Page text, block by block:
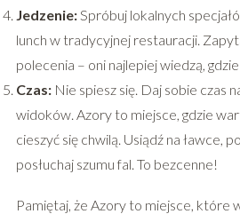
Jedzenie:Spróbuj lokalnych
lunch w tradycyjnej restauracji.
polecenia – oni najlepiej wiedzą,
Czas:Nie spiesz się. Daj sobie czas
widoków. Azory to miejsce, gdzie
cieszyć się chwilą. Usiądź na ławce,
posłuchaj szumu fal. To bezcenne!
Pamiętaj, że Azory to miejsce, które